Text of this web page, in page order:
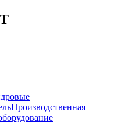
Производственная